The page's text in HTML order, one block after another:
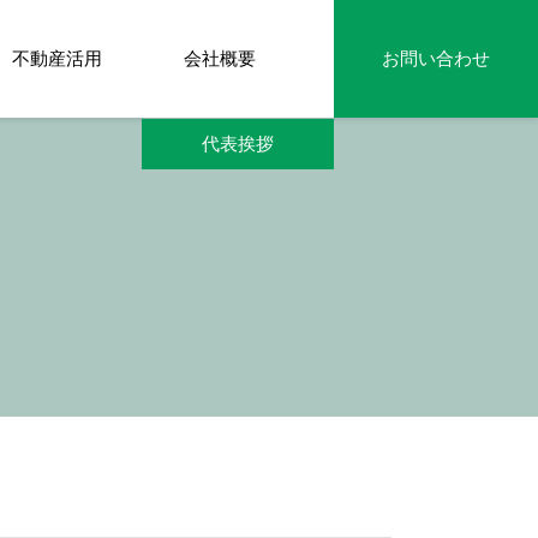
不動産活用 会社概要 お問い合わせ
代表挨拶